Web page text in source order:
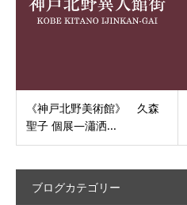
《神戸北野美術館》 久森
聖子 個展―瀟洒...
ブログカテゴリー